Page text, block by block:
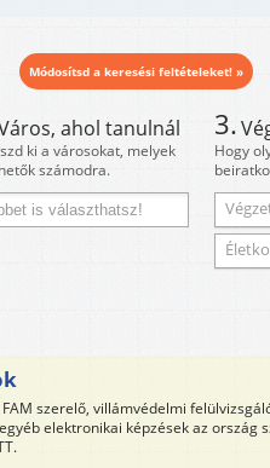
Módosítsd a keresési feltételeket! »
ahol tanulnál
ki a városokat, melyek
számodra.
3.
Hogy
szerelő, villámvédelmi
elektronikai képzések az ország